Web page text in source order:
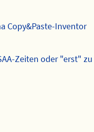
Copy&Paste-Inventor
Zeiten oder "erst" zu